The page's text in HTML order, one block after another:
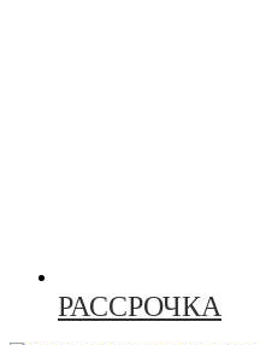
РАССРОЧКА